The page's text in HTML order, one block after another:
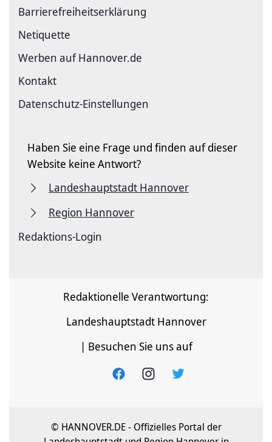
Barriere­freiheits­erklärung
Netiquette
Werben auf Hannover.de
Kontakt
Datenschutz-Einstellungen
Haben Sie eine Frage und finden auf dieser
Website keine Antwort?
Landeshauptstadt Hannover
Region Hannover
Redaktions-Login
Redaktionelle Verantwortung:
Landeshauptstadt Hannover
| Besuchen Sie uns auf
© HANNOVER.DE - Offizielles Portal der